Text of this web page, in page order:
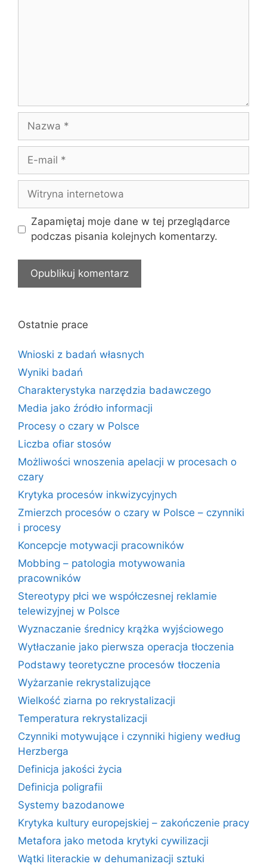
Nazwa
Witryna
internetowa
Zapamiętaj moje dane w tej przeglądarce
podczas pisania kolejnych komentarzy.
Ostatnie prace
Wnioski z badań własnych
Wyniki badań
Charakterystyka narzędzia badawczego
Media jako źródło informacji
Procesy o czary w Polsce
Liczba ofiar stosów
Możliwości wnoszenia apelacji w procesach o
czary
Krytyka procesów inkwizycyjnych
Zmierzch procesów o czary w Polsce – czynniki
i procesy
Koncepcje motywacji pracowników
Mobbing – patologia motywowania
pracowników
Stereotypy płci we współczesnej reklamie
telewizyjnej w Polsce
Wyznaczanie średnicy krążka wyjściowego
Wytłaczanie jako pierwsza operacja tłoczenia
Podstawy teoretyczne procesów tłoczenia
Wyżarzanie rekrystalizujące
Wielkość ziarna po rekrystalizacji
Temperatura rekrystalizacji
Czynniki motywujące i czynniki higieny według
Herzberga
Definicja jakości życia
Definicja poligrafii
Systemy bazodanowe
Krytyka kultury europejskiej – zakończenie pracy
Metafora jako metoda krytyki cywilizacji
Wątki literackie w dehumanizacji sztuki